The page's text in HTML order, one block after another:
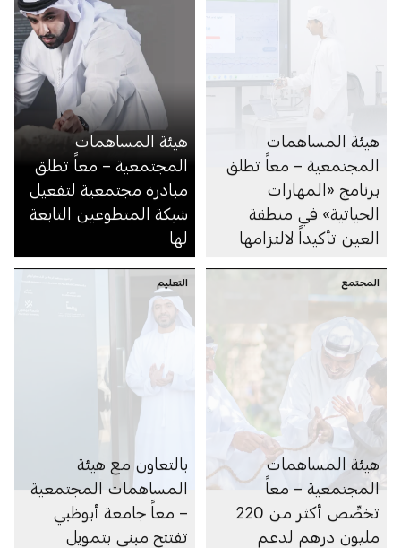
هيئة المساهمات
المجتمعية – معاً تطلق
برنامج «المهارات
الحياتية» في منطقة
العين تأكيداً لالتزامها
الأسرة في دولة الإمارات
هيئة المساهمات
المجتمعية – معاً تطلق
مبادرة مجتمعية لتفعيل
شبكة المتطوعين التابعة
لها
المجتمع
هيئة المساهمات
المجتمعية – معاً
تخصِّص أكثر من 220
مليون درهم لدعم
التعليم
بالتعاون مع هيئة
المساهمات المجتمعية
– معاً جامعة أبوظبي
تفتتح مبنى بتمويل